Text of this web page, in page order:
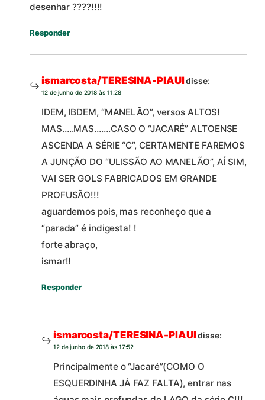
desenhar ????!!!!
Responder
ismarcosta/TERESINA-PIAUIdisse:
12 de junho de 2018 às 11:28
IDEM, IBDEM, “MANELÃO”, versos ALTOS!
MAS…..MAS…….CASO O “JACARÉ” ALTOENSE
ASCENDA A SÉRIE “C”, CERTAMENTE FAREMOS
A JUNÇÃO DO “ULISSÃO AO MANELÃO”, AÍ SIM,
VAI SER GOLS FABRICADOS EM GRANDE
PROFUSÃO!!!
aguardemos pois, mas reconheço que a
“parada” é indigesta! !
forte abraço,
ismar!!
Responder
ismarcosta/TERESINA-PIAUIdisse:
12 de junho de 2018 às 17:52
Principalmente o “Jacaré”(COMO O
ESQUERDINHA JÁ FAZ FALTA), entrar nas